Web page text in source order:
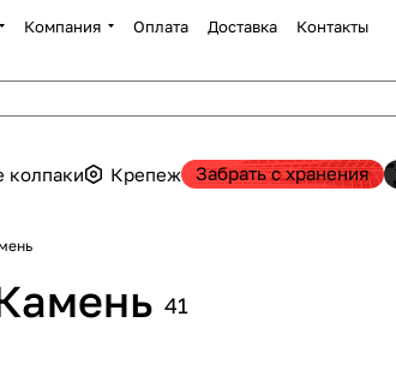
Компания Оплата Доставка Контакты
колпаки Крепеж Забрать с хранения
41